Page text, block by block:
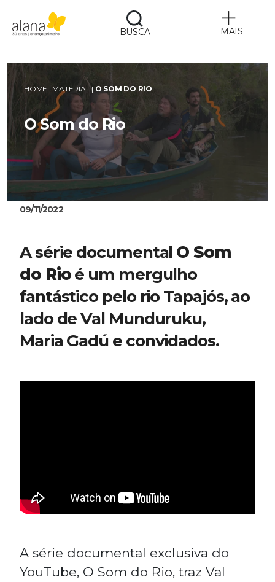
BUSCA MAIS
HOME | MATERIAL| O SOM DO RIO
O Som do Rio
09/11/2022
A série documental O Som
do Rio é um mergulho
fantástico pelo rio Tapajós, ao
lado de Val Munduruku,
Maria Gadú e convidados.
A série documental exclusiva do
YouTube, O Som do Rio, traz Val